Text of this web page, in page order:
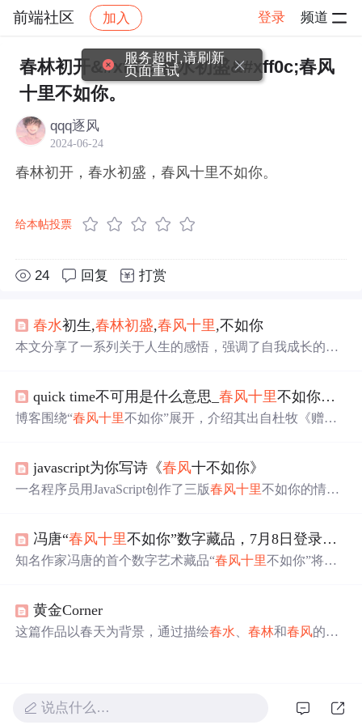
前端社区 加入 登录 频道
社区 前端社区 感慨 帖子详情
春林初开&#xff0c;春水初盛&#xff0c;春风
十里不如你。
qqq逐风
2024-06-24
春林初开，春水初盛，春风十里不如你。
给本帖投票
24 回复 打赏
春水初生,春林初盛,春风十里,不如你
本文分享了一系列关于人生的感悟，强调了自我成长的重
quick time不可用是什么意思_春风十里不如你，用了什么典故，是什么意思？
博客围绕“春风十里不如你”展开，介绍其出自杜牧《赠别
春偶像剧，体现了唐诗宋词对后人的影响力。
javascript为你写诗《春风十不如你》
一名程序员用JavaScript创作了三版春风十里不如你的情
冯唐“春风十里不如你”数字藏品，7月8日登录希壤！
知名作家冯唐的首个数字艺术藏品“春风十里不如你”将于7
模态形式展示。
黄金Corner
这篇作品以春天为背景，通过描绘春水、春林和春风的美
说点什么…
服务超时,请刷新
页面重试